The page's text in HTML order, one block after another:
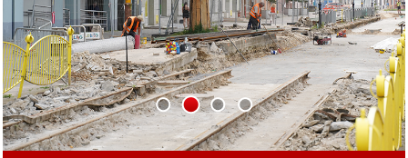
1 2 3 4